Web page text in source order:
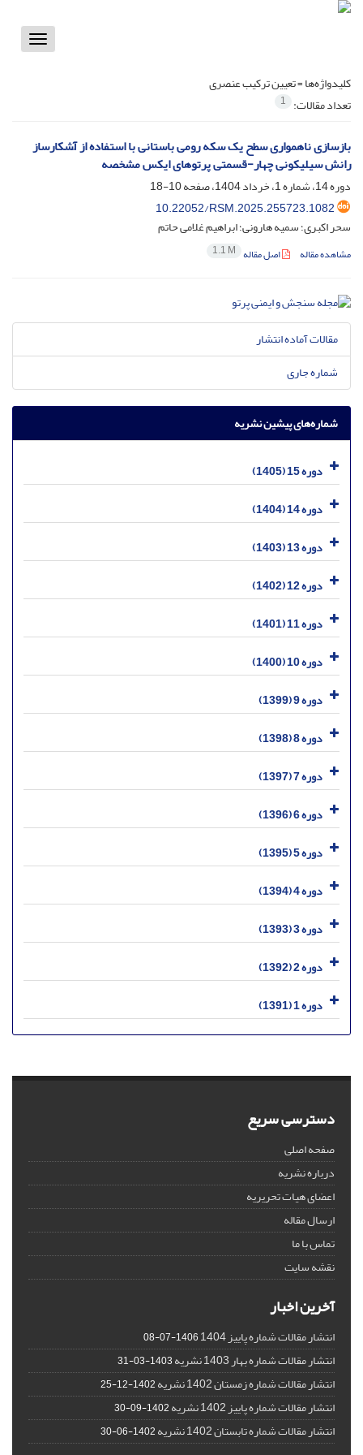
Toggle
کلیدواژه‌ها =تعیین ترکیب عنصری
تعداد مقالات: 1
بازسازی ناهمواری سطح یک سکه رومی باستانی با استفاده از آَشکارساز
رانش سیلیکونی چهار-قسمتی پرتوهای ایکس مشخصه
دوره 14، شماره 1، خرداد 1404، صفحه
10-18
10.22052/RSM.2025.255723.1082
سحر اکبری؛ سمیه هارونی؛ ابراهیم غلامی حاتم
مشاهده مقاله اصل مقاله 1.1 M
مقالات آماده انتشار
شماره جاری
شماره‌های پیشین نشریه
دوره 15 (1405)
دوره 14 (1404)
دوره 13 (1403)
دوره 12 (1402)
دوره 11 (1401)
دوره 10 (1400)
دوره 9 (1399)
دوره 8 (1398)
دوره 7 (1397)
دوره 6 (1396)
دوره 5 (1395)
دوره 4 (1394)
دوره 3 (1393)
دوره 2 (1392)
دوره 1 (1391)
دسترسی سریع
صفحه اصلی
درباره نشریه
اعضای هیات تحریریه
ارسال مقاله
تماس با ما
نقشه سایت
آخرین اخبار
انتشار مقالات شماره پاییز 1404 1406-07-08
انتشار مقالات شماره بهار 1403 نشریه 1403-03-31
انتشار مقالات شماره زمستان 1402 نشریه 1402-12-25
انتشار مقالات شماره پاییز 1402 نشریه 1402-09-30
انتشار مقالات شماره تابستان 1402 نشریه 1402-06-30